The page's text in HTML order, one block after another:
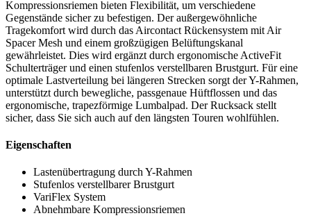
Kompressionsriemen bieten Flexibilität, um verschiedene
Gegenstände sicher zu befestigen. Der außergewöhnliche
Tragekomfort wird durch das Aircontact Rückensystem mit Air
Spacer Mesh und einem großzügigen Belüftungskanal
gewährleistet. Dies wird ergänzt durch ergonomische ActiveFit
Schulterträger und einen stufenlos verstellbaren Brustgurt. Für eine
optimale Lastverteilung bei längeren Strecken sorgt der Y-Rahmen,
unterstützt durch bewegliche, passgenaue Hüftflossen und das
ergonomische, trapezförmige Lumbalpad. Der Rucksack stellt
sicher, dass Sie sich auch auf den längsten Touren wohlfühlen.
Eigenschaften
Lastenübertragung durch Y-Rahmen
Stufenlos verstellbarer Brustgurt
VariFlex System
Abnehmbare Kompressionsriemen